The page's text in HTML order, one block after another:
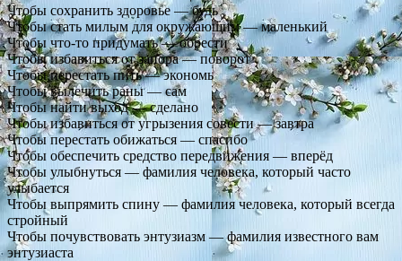
Чтобы сохранить здоровье — будь
Чтобы стать милым для окружающим — маленький
Чтобы что-то придумать — обрести
Чтобы избавиться от запора — поворот
Чтобы перестать пить — экономь
Чтобы вылечить раны — сам
Чтобы найти выход — сделано
Чтобы избавиться от угрызения совести — завтра
Чтобы перестать обижаться — спасибо
Чтобы обеспечить средство передвижения — вперёд
Чтобы улыбнуться — фамилия человека, который часто
улыбается
Чтобы выпрямить спину — фамилия человека, который всегда
стройный
Чтобы почувствовать энтузиазм — фамилия известного вам
энтузиаста